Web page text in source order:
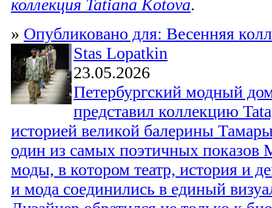
коллекция Tatiana Kotova.
» Опубликовано для: Весенняя
Stas Lopatkin
23.05.2026
Петербургский модный
представил коллекцию
историей великой балерины
один из самых поэтичных показов
моды, в котором театр, история и
и мода соединились в единый